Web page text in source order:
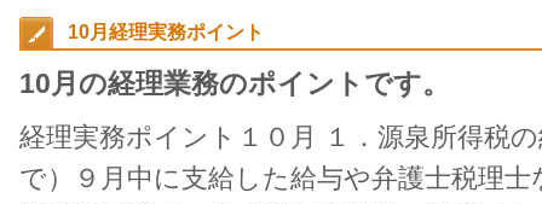
10月経理実務ポイント
10月の経理業務のポイントです。
経理実務ポイント１０月 １．源泉所得税
で）９月中に支給した給与や弁護士税理